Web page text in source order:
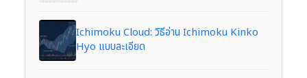
Ichimoku Cloud: วิธีอ่าน Ichimoku Kinko
Hyo แบบละเอียด